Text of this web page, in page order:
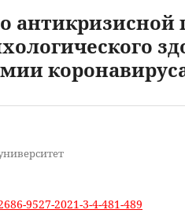
9527-2021-3-4-481-489